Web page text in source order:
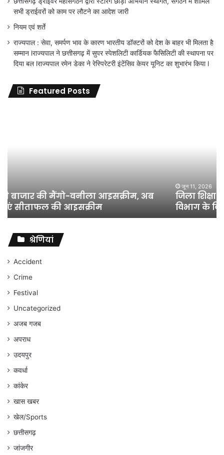
सभी ड्राईवरों को काम पर लौटने का आदेश जारी
नियम एवं शर्ते
राज्यपाल : सेवा, समर्पण भाव के कारण भारतीय डॉक्टरों को देश के बाहर भी मिलता है
सम्मान lराज्यपाल ने छत्तीसगढ़ में सुपर स्पेशलिटी कार्डियक फैसिलिटी की स्थापना पर
दिया बल lराज्यपाल रमेन डेका ने रेस्पिरेटरी इंटेंसिव केयर यूनिट का शुभारंभ किया l
Featured Posts
विभाग
के
विवादों
संघर्ष
जारी
रहेगा
अंकित
गौरहा
जिला शिक्षा अधिकारी का तबादला हुआ, लेकिन शिक्षा
विभाग के विवादों पर संघर्ष जारी रहेगा : अंकित गौरहा
श्रेणियां
Accident
Crime
Festival
Uncategorized
अजब गजब
अपराध
उदयपुर
कवर्धा
कांकेर
खास खबर
खेल/Sports
छत्तीसगढ़
जांजगीर